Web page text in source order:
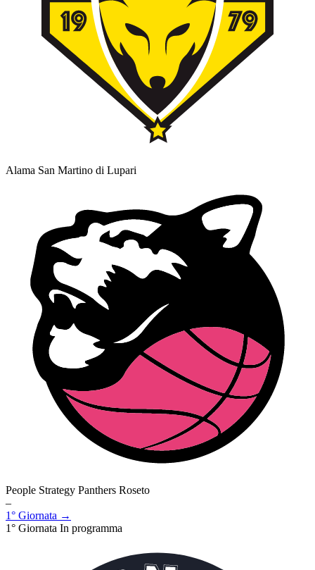
Alama San Martino di Lupari
People Strategy Panthers Roseto
–
1° Giornata →
1° Giornata In programma